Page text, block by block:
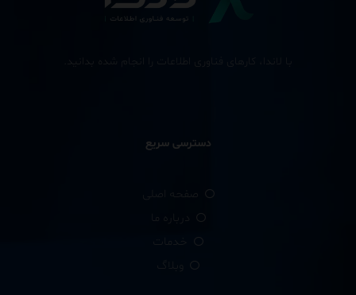
با لاندا، کارهای فناوری اطلاعات را انجام شده بدانید.
دسترسی سریع
صفحه اصلی